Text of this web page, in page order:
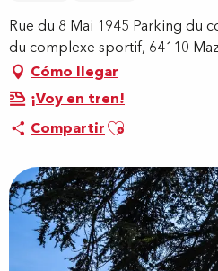
Rue du 8 Mai 1945 Parking du
du complexe sportif, 64110
Cómo llegar
¡Voy en tren!
CompartirAjouter aux favoris